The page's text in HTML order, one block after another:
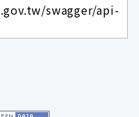
swagger/api-